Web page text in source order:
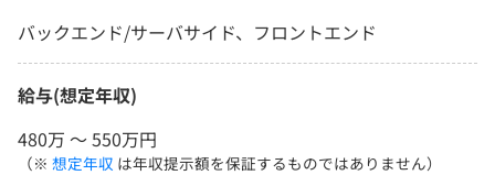
バックエンド/サーバサイド、フロントエンド
給与(想定年収)
480万 〜 550万円
（※ 想定年収 は年収提示額を保証するものではありません）